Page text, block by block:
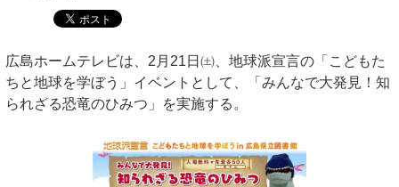
広島ホームテレビは、2月21日㈯、地球派宣言の「こどもた
ちと地球を学ぼう」イベントとして、「みんなで大発見！知
られざる恐竜のひみつ」を実施する。